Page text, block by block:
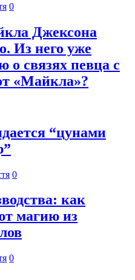
0
Джексона
Из него уже
о связях певца с
«Майкла»?
“цунами
0
как
магию из
0